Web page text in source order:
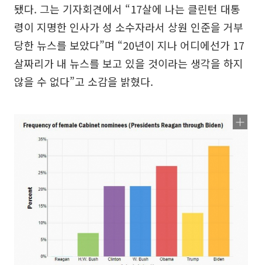
됐다. 그는 기자회견에서 “17살에 나는 클린턴 대통
령이 지명한 인사가 성 소수자라서 상원 인준을 거부
당한 뉴스를 보았다”며 “20년이 지나 어디에선가 17
살짜리가 내 뉴스를 보고 있을 것이라는 생각을 하지
않을 수 없다”고 소감을 밝혔다.